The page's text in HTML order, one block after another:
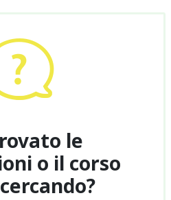
le
o il corso